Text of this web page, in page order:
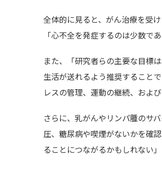
全体的に見ると、がん治療を受
「心不全を発症するのは少数で
また、「研究者らの主要な目標
生活が送れるよう推奨すること
レスの管理、運動の継続、およ
さらに、乳がんやリンパ腫のサ
圧、糖尿病や喫煙がないかを確
ることにつながるかもしれない